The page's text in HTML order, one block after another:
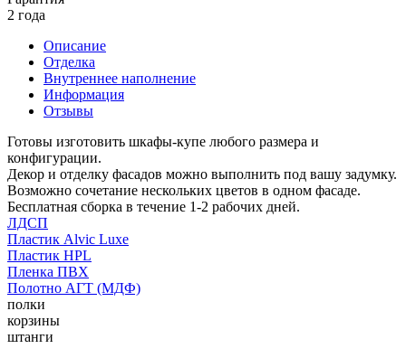
2 года
Описание
Отделка
Внутреннее наполнение
Информация
Отзывы
Готовы изготовить шкафы-купе любого размера и
конфигурации.
Декор и отделку фасадов можно выполнить под вашу задумку.
Возможно сочетание нескольких цветов в одном фасаде.
Бесплатная сборка в течение 1-2 рабочих дней.
ЛДСП
Пластик Alvic Luxe
Пластик HPL
Пленка ПВХ
Полотно АГТ (МДФ)
полки
корзины
штанги